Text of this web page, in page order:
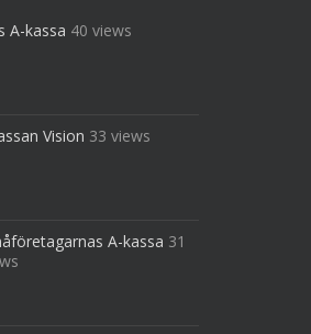
A-kassa 40 views
Vision 33 views
A-kassa 31